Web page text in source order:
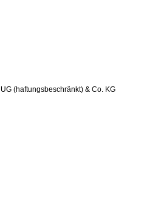
(haftungsbeschränkt) & Co. KG